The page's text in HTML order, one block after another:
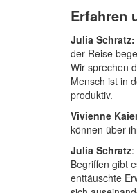
Erfahren
Julia Schratz:
der Reise
Wir sprechen
Mensch ist in
produktiv.
Vivienne
können über
Julia Schratz:
Begriffen gibt
enttäuschte